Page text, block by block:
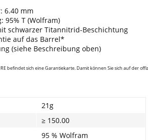
6.40 mm
95% T (Wolfram)
schwarzer Titannitrid-Beschichtung
auf das Barrel*
(siehe Beschreibung oben)
befindet sich eine Garantiekarte. Damit können Sie sich auf der
21g
≥ 150.00
95 % Wolfram